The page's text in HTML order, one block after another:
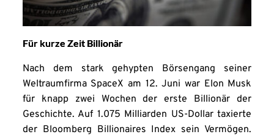
Für kurze Zeit Billionär
Nach dem stark gehypten Börsengang seiner
Weltraumfirma SpaceX am 12. Juni war Elon Musk
für knapp zwei Wochen der erste Billionär der
Geschichte. Auf 1.075 Milliarden US-Dollar taxierte
der Bloomberg Billionaires Index sein Vermögen.